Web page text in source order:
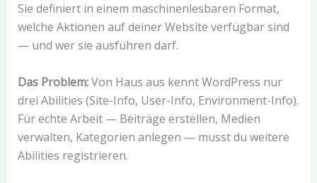
Sie definiert in einem maschinenlesbaren Format,
welche Aktionen auf deiner Website verfügbar sind
— und wer sie ausführen darf.
Das Problem:Von Haus aus kennt WordPress nur
drei Abilities (Site-Info, User-Info, Environment-Info).
Für echte Arbeit — Beiträge erstellen, Medien
verwalten, Kategorien anlegen — musst du weitere
Abilities registrieren.